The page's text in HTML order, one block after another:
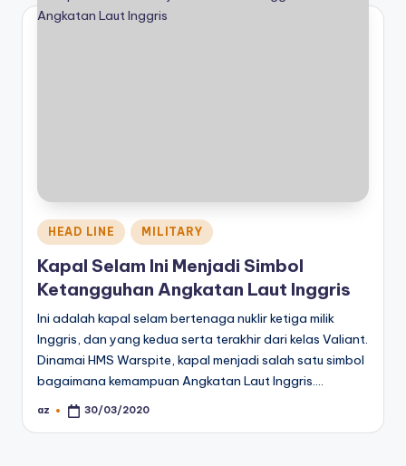
Posted
in
HEAD LINE MILITARY
Kapal Selam Ini Menjadi Simbol
Ketangguhan Angkatan Laut Inggris
Ini adalah kapal selam bertenaga nuklir ketiga milik
Inggris, dan yang kedua serta terakhir dari kelas Valiant.
Dinamai HMS Warspite, kapal menjadi salah satu simbol
bagaimana kemampuan Angkatan Laut Inggris.…
Posted
az 30/03/2020